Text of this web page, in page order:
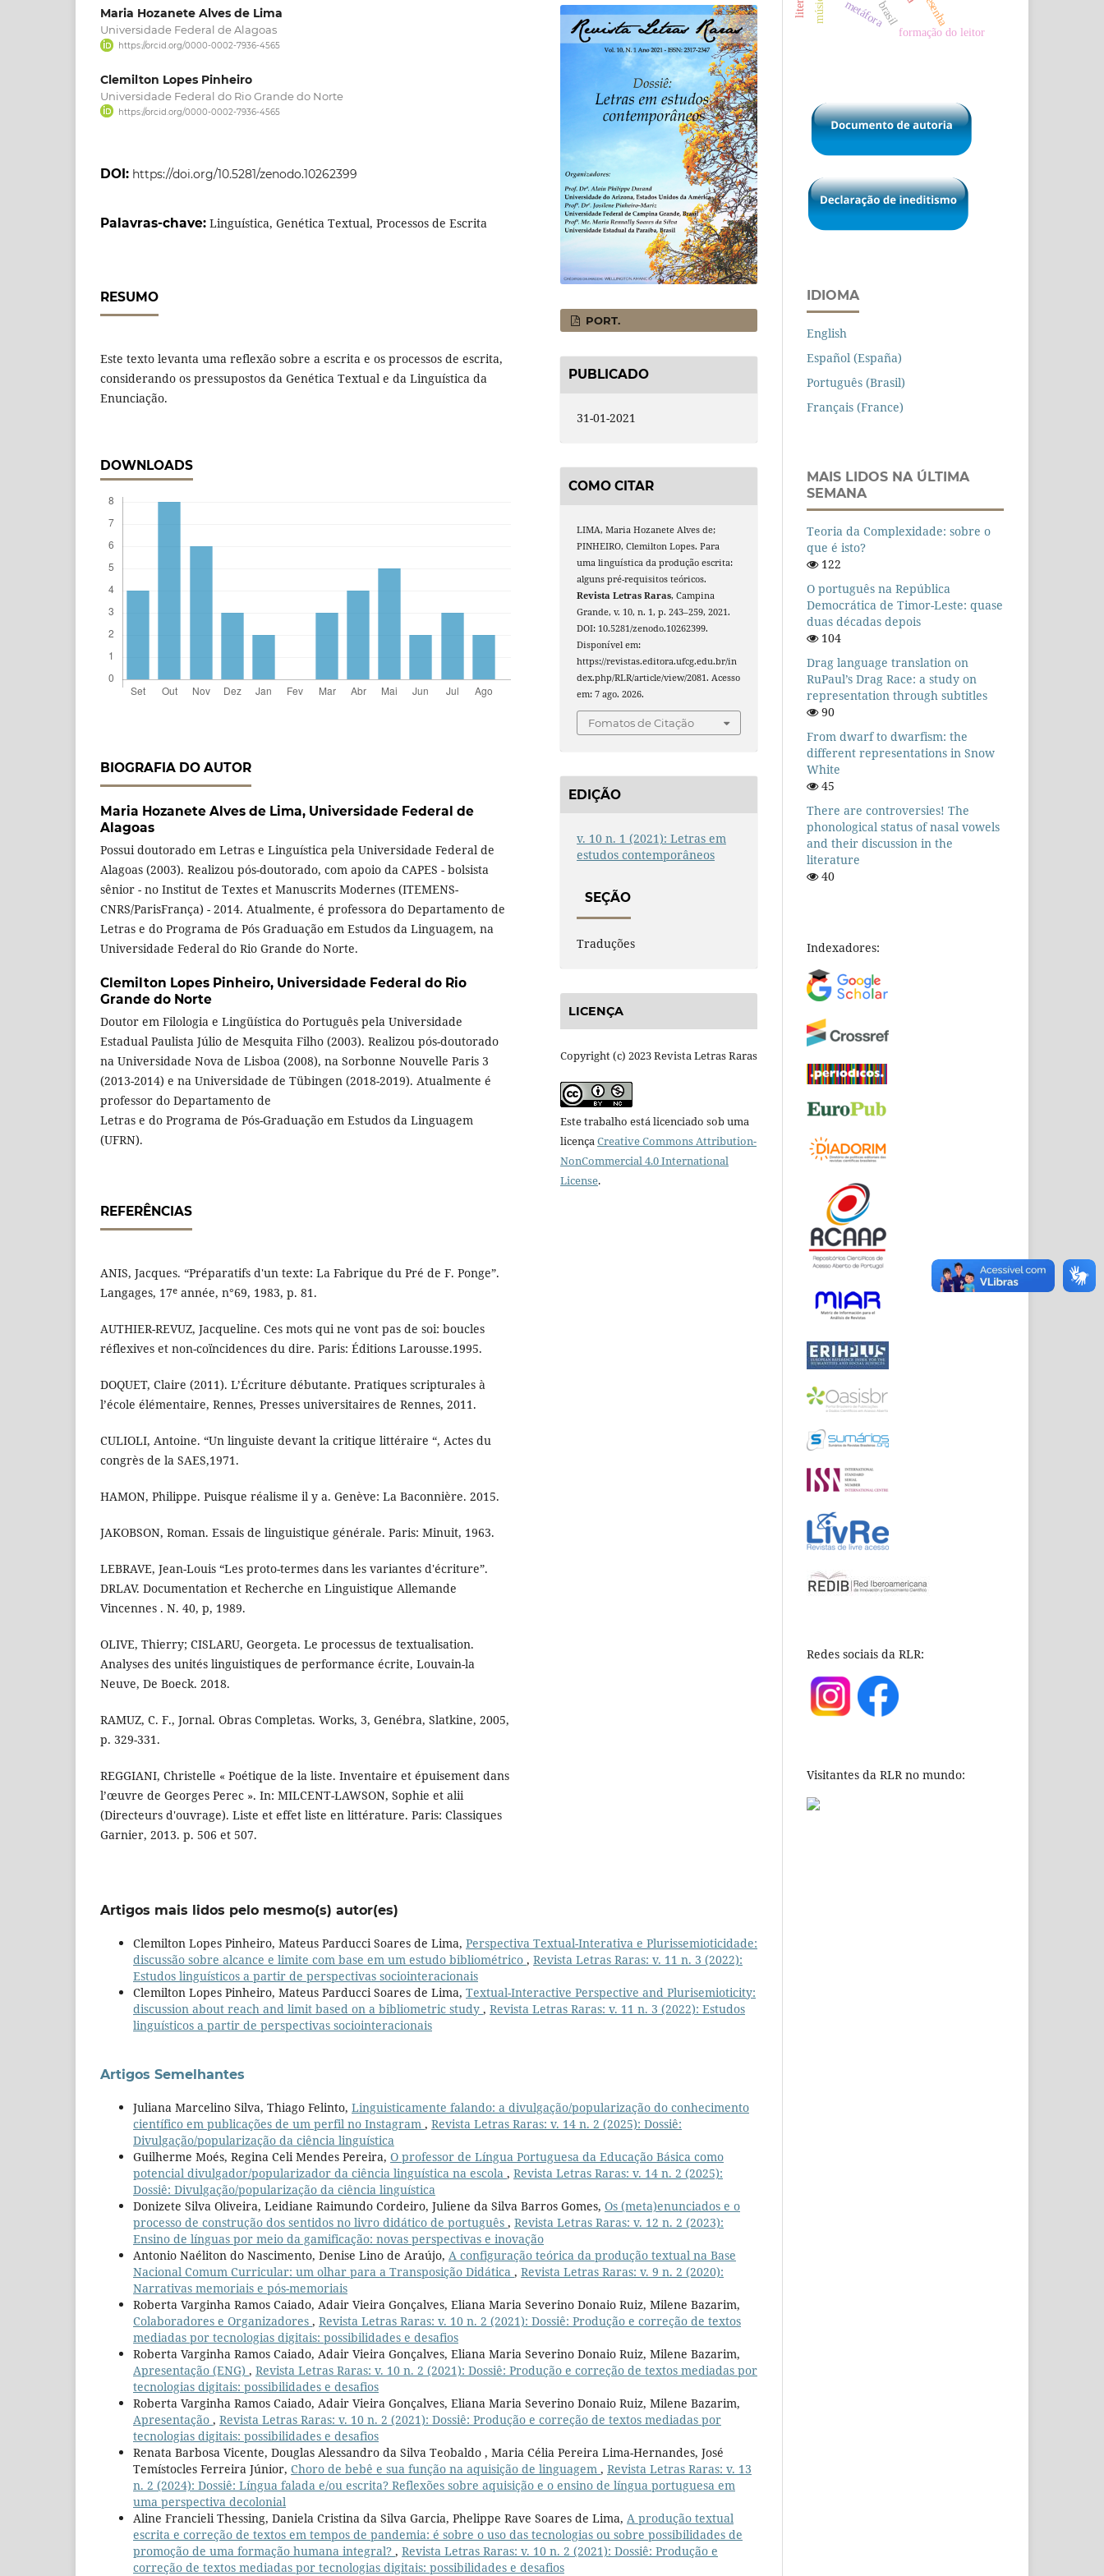
Maria Hozanete Alves de Lima
Universidade Federal de Alagoas
https://orcid.org/0000-0002-7936-4565
Clemilton Lopes Pinheiro
Universidade Federal do Rio Grande do Norte
https://orcid.org/0000-0002-7936-4565
DOI: https://doi.org/10.5281/zenodo.10262399
Palavras-chave: Linguística, Genética Textual, Processos de Escrita
RESUMO
Este texto levanta uma reflexão sobre a escrita e os processos de escrita,
considerando os pressupostos da Genética Textual e da Linguística da
Enunciação.
DOWNLOADS
BIOGRAFIA DO AUTOR
Maria Hozanete Alves de Lima, Universidade Federal de
Alagoas
Possui doutorado em Letras e Linguística pela Universidade Federal de
Alagoas (2003). Realizou pós-doutorado, com apoio da CAPES - bolsista
sênior - no Institut de Textes et Manuscrits Modernes (ITEMENS-
CNRS/ParisFrança) - 2014. Atualmente, é professora do Departamento de
Letras e do Programa de Pós Graduação em Estudos da Linguagem, na
Universidade Federal do Rio Grande do Norte.
Clemilton Lopes Pinheiro, Universidade Federal do Rio
Grande do Norte
Doutor em Filologia e Lingüística do Português pela Universidade
Estadual Paulista Júlio de Mesquita Filho (2003). Realizou pós-doutorado
na Universidade Nova de Lisboa (2008), na Sorbonne Nouvelle Paris 3
(2013-2014) e na Universidade de Tübingen (2018-2019). Atualmente é
professor do Departamento de
Letras e do Programa de Pós-Graduação em Estudos da Linguagem
(UFRN).
REFERÊNCIAS
ANIS, Jacques. “Préparatifs d'un texte: La Fabrique du Pré de F. Ponge”.
Langages, 17ᵉ année, n°69, 1983, p. 81.
AUTHIER-REVUZ, Jacqueline. Ces mots qui ne vont pas de soi: boucles
réflexives et non-coïncidences du dire. Paris: Éditions Larousse.1995.
DOQUET, Claire (2011). L’Écriture débutante. Pratiques scripturales à
l’école élémentaire, Rennes, Presses universitaires de Rennes, 2011.
CULIOLI, Antoine. “Un linguiste devant la critique littéraire “, Actes du
congrès de la SAES,1971.
HAMON, Philippe. Puisque réalisme il y a. Genève: La Baconnière. 2015.
JAKOBSON, Roman. Essais de linguistique générale. Paris: Minuit, 1963.
LEBRAVE, Jean-Louis “Les proto-termes dans les variantes d'écriture”.
DRLAV. Documentation et Recherche en Linguistique Allemande
Vincennes . N. 40, p, 1989.
OLIVE, Thierry; CISLARU, Georgeta. Le processus de textualisation.
Analyses des unités linguistiques de performance écrite, Louvain-la
Neuve, De Boeck. 2018.
RAMUZ, C. F., Jornal. Obras Completas. Works, 3, Genébra, Slatkine, 2005,
p. 329-331.
REGGIANI, Christelle « Poétique de la liste. Inventaire et épuisement dans
l’œuvre de Georges Perec ». In: MILCENT-LAWSON, Sophie et alii
(Directeurs d'ouvrage). Liste et effet liste en littérature. Paris: Classiques
Garnier, 2013. p. 506 et 507.
PORT.
PUBLICADO
31-01-2021
COMO CITAR
LIMA, Maria Hozanete Alves de;
PINHEIRO, Clemilton Lopes. Para
uma linguística da produção escrita:
alguns pré-requisitos teóricos.
Revista Letras Raras, Campina
Grande, v. 10, n. 1, p. 243–259, 2021.
DOI: 10.5281/zenodo.10262399.
Disponível em:
https://revistas.editora.ufcg.edu.br/in
dex.php/RLR/article/view/2081. Acesso
em: 7 ago. 2026.
Fomatos de Citação
EDIÇÃO
v. 10 n. 1 (2021): Letras em
estudos contemporâneos
SEÇÃO
Traduções
LICENÇA
Copyright (c) 2023 Revista Letras Raras
Este trabalho está licenciado sob uma
licençaCreative Commons Attribution-
NonCommercial 4.0 International
License.
Artigos mais lidos pelo mesmo(s) autor(es)
Clemilton Lopes Pinheiro, Mateus Parducci Soares de Lima, Perspectiva Textual-Interativa e Plurissemioticidade:
discussão sobre alcance e limite com base em um estudo bibliométrico , Revista Letras Raras: v. 11 n. 3 (2022):
Estudos linguísticos a partir de perspectivas sociointeracionais
Clemilton Lopes Pinheiro, Mateus Parducci Soares de Lima, Textual-Interactive Perspective and Plurisemioticity:
discussion about reach and limit based on a bibliometric study , Revista Letras Raras: v. 11 n. 3 (2022): Estudos
linguísticos a partir de perspectivas sociointeracionais
Artigos Semelhantes
Juliana Marcelino Silva, Thiago Felinto, Linguisticamente falando: a divulgação/popularização do conhecimento
científico em publicações de um perfil no Instagram , Revista Letras Raras: v. 14 n. 2 (2025): Dossiê:
Divulgação/popularização da ciência linguística
Guilherme Moés, Regina Celi Mendes Pereira, O professor de Língua Portuguesa da Educação Básica como
potencial divulgador/popularizador da ciência linguística na escola , Revista Letras Raras: v. 14 n. 2 (2025):
Dossiê: Divulgação/popularização da ciência linguística
Donizete Silva Oliveira, Leidiane Raimundo Cordeiro, Juliene da Silva Barros Gomes, Os (meta)enunciados e o
processo de construção dos sentidos no livro didático de português , Revista Letras Raras: v. 12 n. 2 (2023):
Ensino de línguas por meio da gamificação: novas perspectivas e inovação
Antonio Naéliton do Nascimento, Denise Lino de Araújo, A configuração teórica da produção textual na Base
Nacional Comum Curricular: um olhar para a Transposição Didática , Revista Letras Raras: v. 9 n. 2 (2020):
Narrativas memoriais e pós-memoriais
Roberta Varginha Ramos Caiado, Adair Vieira Gonçalves, Eliana Maria Severino Donaio Ruiz, Milene Bazarim,
Colaboradores e Organizadores , Revista Letras Raras: v. 10 n. 2 (2021): Dossiê: Produção e correção de textos
mediadas por tecnologias digitais: possibilidades e desafios
Roberta Varginha Ramos Caiado, Adair Vieira Gonçalves, Eliana Maria Severino Donaio Ruiz, Milene Bazarim,
Apresentação (ENG) , Revista Letras Raras: v. 10 n. 2 (2021): Dossiê: Produção e correção de textos mediadas por
tecnologias digitais: possibilidades e desafios
Roberta Varginha Ramos Caiado, Adair Vieira Gonçalves, Eliana Maria Severino Donaio Ruiz, Milene Bazarim,
Apresentação , Revista Letras Raras: v. 10 n. 2 (2021): Dossiê: Produção e correção de textos mediadas por
tecnologias digitais: possibilidades e desafios
Renata Barbosa Vicente, Douglas Alessandro da Silva Teobaldo , Maria Célia Pereira Lima-Hernandes, José
Temístocles Ferreira Júnior, Choro de bebê e sua função na aquisição de linguagem , Revista Letras Raras: v. 13
n. 2 (2024): Dossiê: Língua falada e/ou escrita? Reflexões sobre aquisição e o ensino de língua portuguesa em
uma perspectiva decolonial
Aline Francieli Thessing, Daniela Cristina da Silva Garcia, Phelippe Rave Soares de Lima, A produção textual
escrita e correção de textos em tempos de pandemia: é sobre o uso das tecnologias ou sobre possibilidades de
promoção de uma formação humana integral? , Revista Letras Raras: v. 10 n. 2 (2021): Dossiê: Produção e
correção de textos mediadas por tecnologias digitais: possibilidades e desafios
brasil resenha
música
formação do leitor
metáfora
IDIOMA
English
Español (España)
Português (Brasil)
Français (France)
MAIS LIDOS NA ÚLTIMA
SEMANA
Teoria da Complexidade: sobre o
que é isto?
122
O português na República
Democrática de Timor-Leste: quase
duas décadas depois
104
Drag language translation on
RuPaul’s Drag Race: a study on
representation through subtitles
90
From dwarf to dwarfism: the
different representations in Snow
White
45
There are controversies! The
phonological status of nasal vowels
and their discussion in the
literature
40
Indexadores:
Redes sociais da RLR:
Visitantes da RLR no mundo: